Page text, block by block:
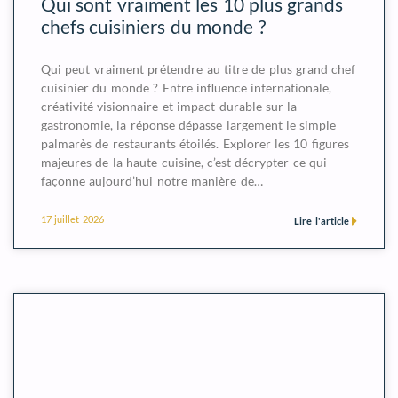
chefs cuisiniers du monde ?
Qui peut vraiment prétendre au titre de plus grand chef
cuisinier du monde ? Entre influence internationale,
créativité visionnaire et impact durable sur la
gastronomie, la réponse dépasse largement le simple
palmarès de restaurants étoilés. Explorer les 10 figures
majeures de la haute cuisine, c’est décrypter ce qui
façonne aujourd’hui notre manière de…
Lire l'article
17 juillet 2026